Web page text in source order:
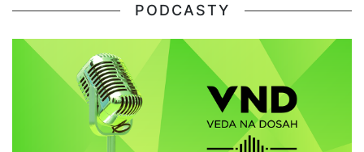
PODCASTY